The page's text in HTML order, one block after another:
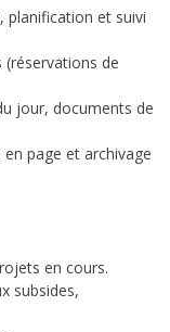
planification et suivi
de
jour, documents de
page et archivage
en cours.
subsides,